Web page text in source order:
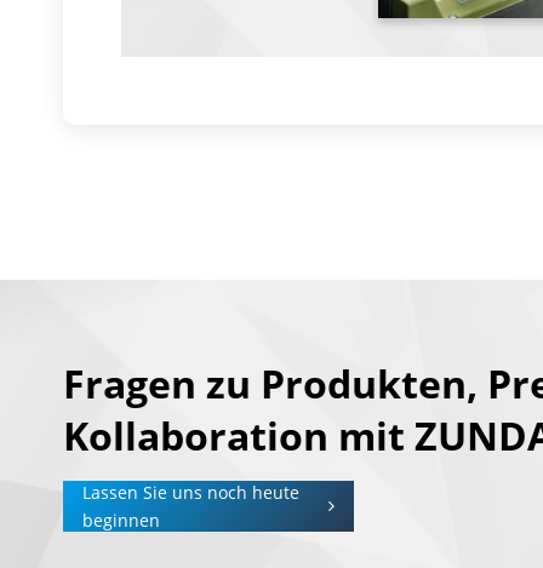
Fragen zu Produkten,
Kollaboration mit
Lassen Sie uns noch heute
beginnen